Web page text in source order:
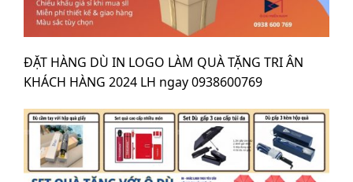
ĐẶT HÀNG DÙ IN LOGO LÀM QUÀ TẶNG TRI ÂN
KHÁCH HÀNG 2024 LH ngay 0938600769